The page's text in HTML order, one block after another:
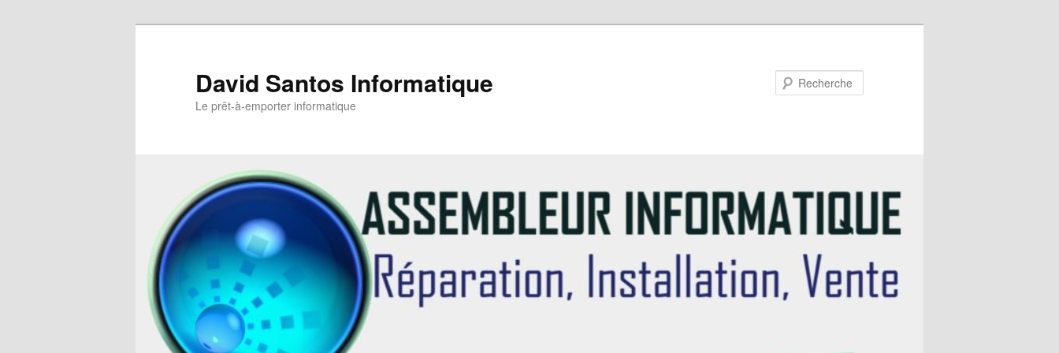
David Santos Informatique
Le prêt-à-emporter informatique